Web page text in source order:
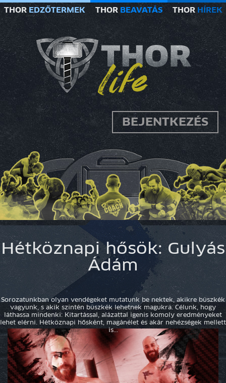
THOR EDZŐTERMEK THOR BEAVATÁS THOR HÍREK
BEJENTKEZÉS
Hétköznapi hősök: Gulyás
Ádám
Sorozatunkban olyan vendégeket mutatunk be nektek, akikre büszkék
vagyunk, s akik szintén büszkék lehetnek magukra. Célunk, hogy
láthassa mindenki: Kitartással, alázattal igenis komoly eredményeket
lehet elérni. Hétköznapi hősként, magánélet és akár nehézségek mellett
is...